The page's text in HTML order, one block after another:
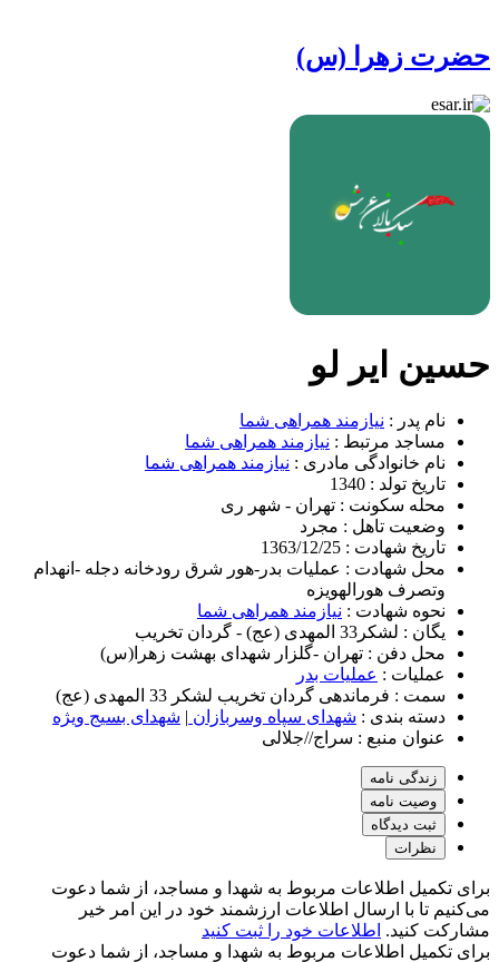
حضرت زهرا (س)
حسین ایر لو
نام پدر : نیازمند همراهی شما
مساجد مرتبط : نیازمند همراهی شما
نام خانوادگی مادری : نیازمند همراهی شما
تاریخ تولد : 1340
محله سکونت : تهران - شهر ری
وضعیت تاهل : مجرد
تاریخ شهادت : 1363/12/25
محل شهادت : عملیات بدر-هور شرق رودخانه دجله -انهدام
وتصرف هورالهویزه
نحوه شهادت : نیازمند همراهی شما
یگان : لشکر33 المهدی (عج) - گردان تخریب
محل دفن : تهران -گلزار شهدای بهشت زهرا(س)
عملیات : عملیات بدر
سمت : فرماندهی گردان تخریب لشکر 33 المهدی (عج)
دسته بندی : شهدای سپاه وسربازان | شهدای بسیج ویژه
عنوان منبع : سراج//جلالی
زندگی نامه
وصیت نامه
ثبت دیدگاه
نظرات
برای تکمیل اطلاعات مربوط به شهدا و مساجد، از شما دعوت
می‌کنیم تا با ارسال اطلاعات ارزشمند خود در این امر خیر
مشارکت کنید. اطلاعات خود را ثبت کنید
برای تکمیل اطلاعات مربوط به شهدا و مساجد، از شما دعوت